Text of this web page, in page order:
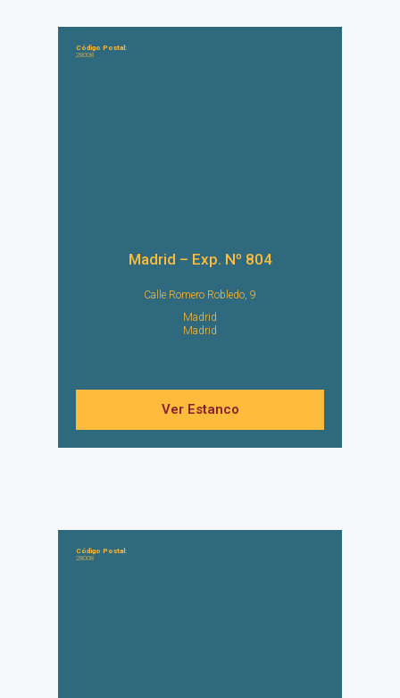
Código Postal:
28008
Madrid – Exp. Nº 804
Calle Romero Robledo, 9
Madrid
Madrid
Ver Estanco
Código Postal:
28008